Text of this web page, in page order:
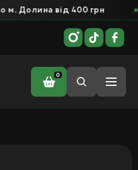
м. Долина від 400 грн
0
Mercury коричневий